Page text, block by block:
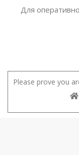
Для
Please prove you